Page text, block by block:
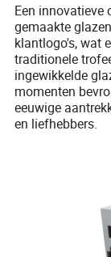
Een innovatieve
gemaakte
klantlogo's, wat
traditionele
ingewikkelde
momenten
eeuwige
en liefhebbers.